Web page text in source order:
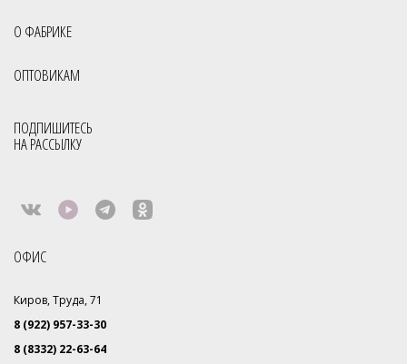
О ФАБРИКЕ
ОПТОВИКАМ
ПОДПИШИТЕСЬ
НА РАССЫЛКУ
ОФИС
Киров, Труда, 71
8 (922) 957-33-30
8 (8332) 22-63-64